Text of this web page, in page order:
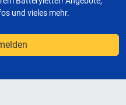
und vieles mehr.